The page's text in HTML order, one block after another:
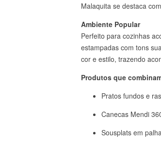
Malaquita se destaca
Ambiente Popular
Perfeito para cozinhas
estampadas com tons
cor e estilo, trazendo
Produtos que
Pratos fundos e
Canecas Mendi
Sousplats em